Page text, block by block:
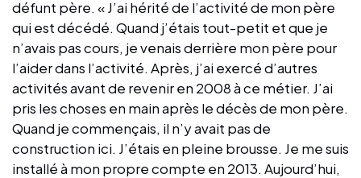
défunt père. « J’ai hérité de l’activité de mon père
qui est décédé. Quand j’étais tout-petit et que je
n’avais pas cours, je venais derrière mon père pour
l’aider dans l’activité. Après, j’ai exercé d’autres
activités avant de revenir en 2008 à ce métier. J’ai
pris les choses en main après le décès de mon père.
Quand je commençais, il n’y avait pas de
construction ici. J’étais en pleine brousse. Je me suis
installé à mon propre compte en 2013. Aujourd’hui,